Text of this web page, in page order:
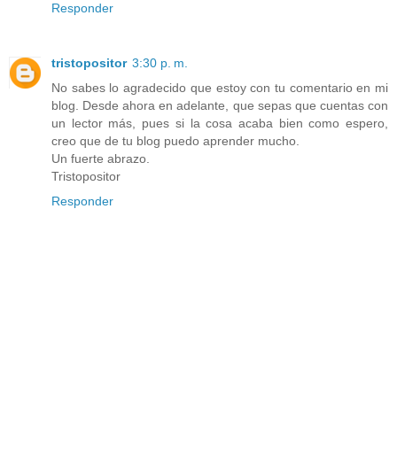
Responder
tristopositor 3:30 p. m.
No sabes lo agradecido que estoy con tu comentario en mi
blog. Desde ahora en adelante, que sepas que cuentas con
un lector más, pues si la cosa acaba bien como espero,
creo que de tu blog puedo aprender mucho.
Un fuerte abrazo.
Tristopositor
Responder